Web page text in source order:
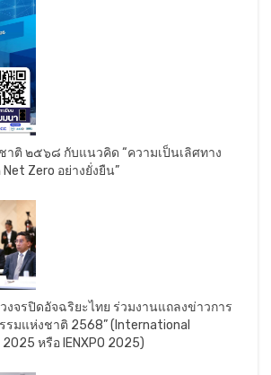
าติ ๒๕๖๘ กับแนวคิด “ความเป็นเลิศทาง
Zero อย่างยั่งยืน”
งจรปิดอัจฉริยะไทย ร่วมงานแถลงข่าวการ
รมแห่งชาติ 2568” (International
2025 หรือ IENXPO 2025)